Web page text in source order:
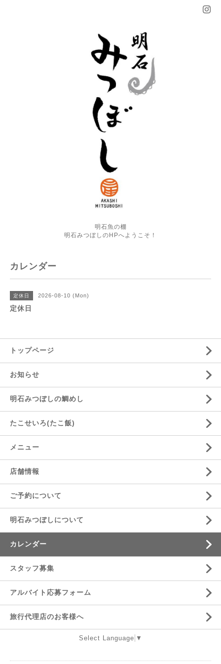
明石魚の棚
明石みつぼしのHPへようこそ！
カレンダー
定休日 2026-08-10 (Mon)
定休日
トップページ
お知らせ
明石みつぼしの鯛めし
たこせいろ(たこ飯)
メニュー
店舗情報
ご予約について
明石みつぼしについて
カレンダー
スタッフ募集
アルバイト応募フォーム
旅行代理店のお客様へ
Select Language ▼